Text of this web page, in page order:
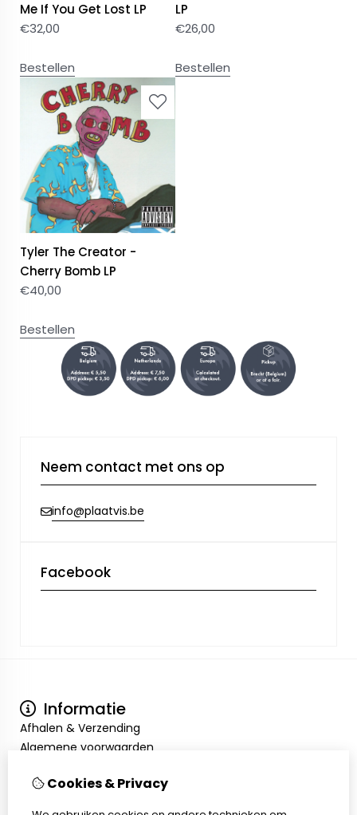
Me If You Get Lost LP
€32,00
Bestellen
LP
€26,00
Bestellen
Tyler The Creator -
Cherry Bomb LP
€40,00
Bestellen
Neem contact met ons op
info@plaatvis.be
Facebook
Informatie
Afhalen & Verzending
Algemene voorwaarden
Mijn account
Cookies & Privacy